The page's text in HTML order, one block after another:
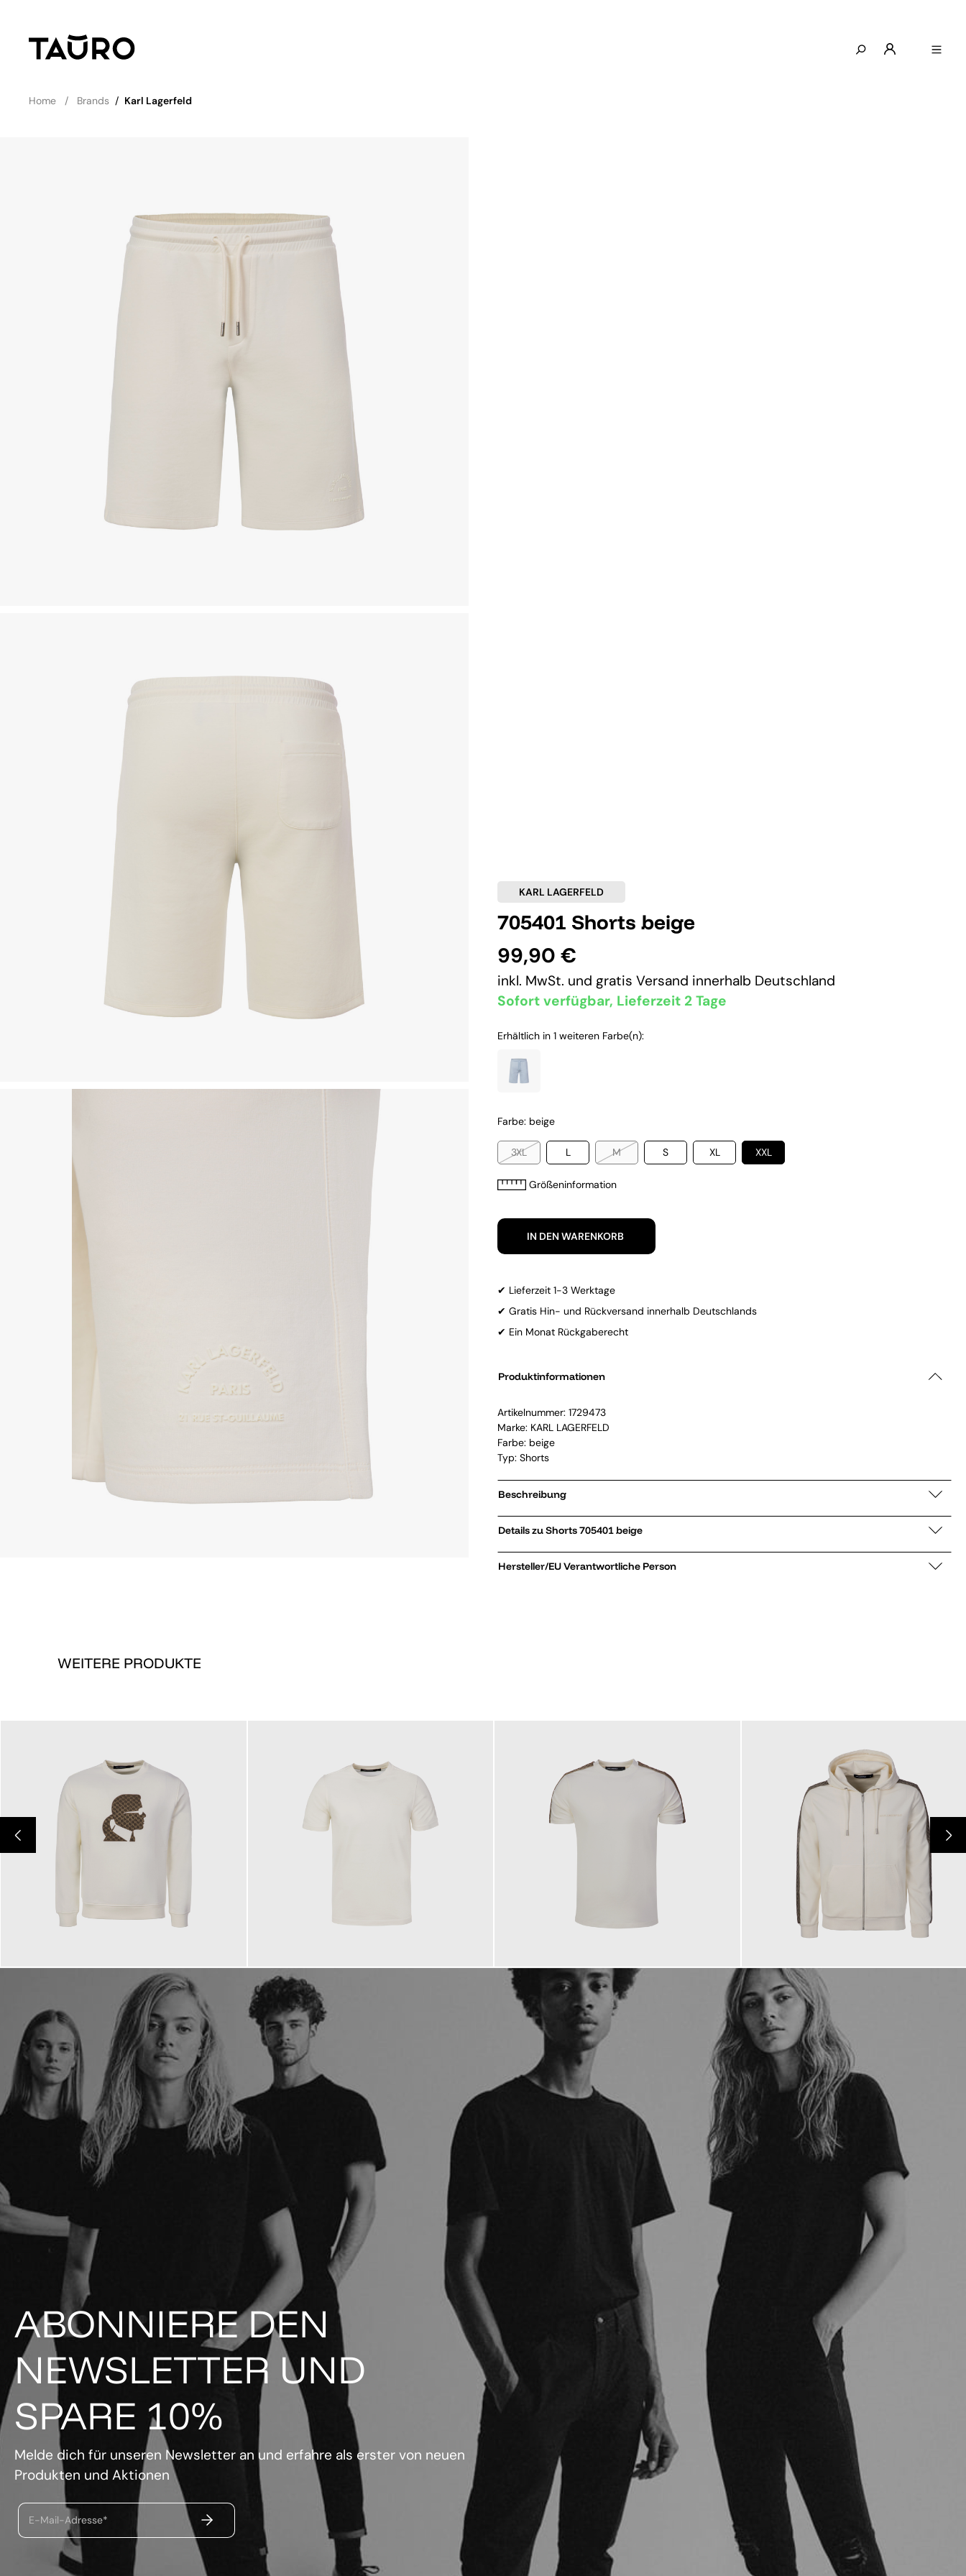
Home Brands / Karl Lagerfeld
KARL LAGERFELD
705401 Shorts beige
99,90 €
inkl. MwSt. und gratis Versand innerhalb Deutschland
Sofort verfügbar, Lieferzeit 2 Tage
Erhältlich in 1 weiteren Farbe(n):
Farbe: beige
3XL L M S XL XXL
Größeninformation
IN DEN WARENKORB
✔ Lieferzeit 1-3 Werktage
✔ Gratis Hin- und Rückversand innerhalb Deutschlands
✔ Ein Monat Rückgaberecht
Produktinformationen
Artikelnummer: 1729473
Marke: KARL LAGERFELD
Farbe: beige
Typ: Shorts
Beschreibung
Details zu Shorts 705401 beige
Hersteller/EU Verantwortliche Person
WEITERE PRODUKTE
ABONNIERE DEN
NEWSLETTER UND
SPARE 10%
Melde dich für unseren Newsletter an und erfahre als erster von neuen
Produkten und Aktionen
E-Mail-Adresse*